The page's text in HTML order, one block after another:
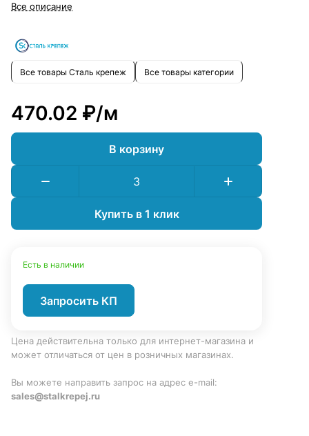
Все описание
Все товары Сталь крепеж Все товары категории
470.02 ₽/м
В корзину
Купить в 1 клик
Есть в наличии
Запросить КП
Цена действительна только для интернет-магазина и
может отличаться от цен в розничных магазинах.
Вы можете направить запрос на адрес e-mail:
sales@stalkrepej.ru